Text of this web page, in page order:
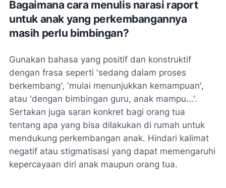
Bagaimana cara menulis narasi raport
untuk anak yang perkembangannya
masih perlu bimbingan?
Gunakan bahasa yang positif dan konstruktif
dengan frasa seperti 'sedang dalam proses
berkembang', 'mulai menunjukkan kemampuan',
atau 'dengan bimbingan guru, anak mampu...'.
Sertakan juga saran konkret bagi orang tua
tentang apa yang bisa dilakukan di rumah untuk
mendukung perkembangan anak. Hindari kalimat
negatif atau stigmatisasi yang dapat memengaruhi
kepercayaan diri anak maupun orang tua.